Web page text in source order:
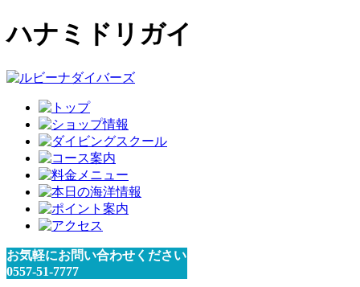
ハナミドリガイ
お気軽にお問い合わせください
0557-51-7777